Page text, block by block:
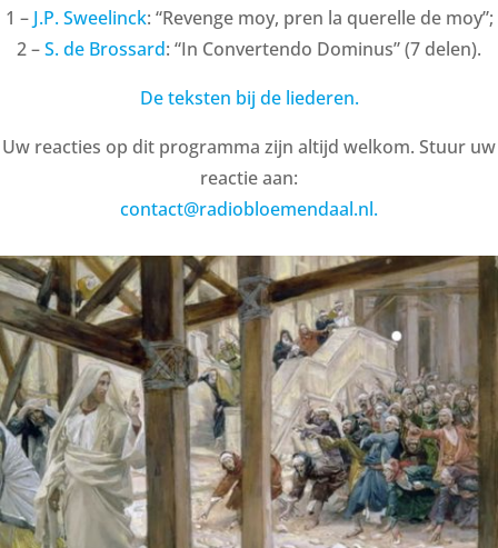
1 – J.P. Sweelinck: “Revenge moy, pren la querelle de moy”;
2 –S. de Brossard: “In Convertendo Dominus” (7 delen).
De teksten bij de liederen.
Uw reacties op dit programma zijn altijd welkom. Stuur uw
reactie aan:
contact@radiobloemendaal.nl.